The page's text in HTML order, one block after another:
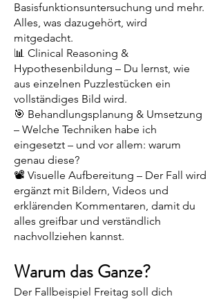
Basisfunktionsuntersuchung und mehr.
Alles, was dazugehört, wird
mitgedacht.
📊 Clinical Reasoning &
Hypothesenbildung – Du lernst, wie
aus einzelnen Puzzlestücken ein
vollständiges Bild wird.
🎯 Behandlungsplanung & Umsetzung
– Welche Techniken habe ich
eingesetzt – und vor allem: warum
genau diese?
📽️ Visuelle Aufbereitung – Der Fall wird
ergänzt mit Bildern, Videos und
erklärenden Kommentaren, damit du
alles greifbar und verständlich
nachvollziehen kannst.
Warum das Ganze?
Der Fallbeispiel Freitag soll dich